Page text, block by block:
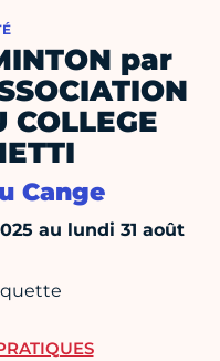
par
COLLEGE
Cange
au lundi 31 août